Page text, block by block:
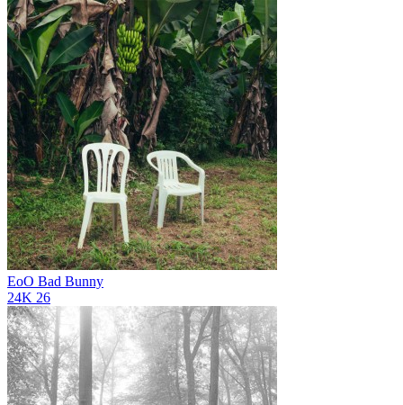
EoO Bad Bunny
24K 26